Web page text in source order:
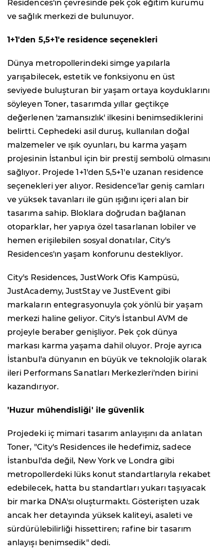
Residences'ın çevresinde pek çok eğitim kurumu
ve sağlık merkezi de bulunuyor.
1+1'den 5,5+1'e residence seçenekleri
Dünya metropollerindeki simge yapılarla
yarışabilecek, estetik ve fonksiyonu en üst
seviyede buluşturan bir yaşam ortaya koyduklarını
söyleyen Toner, tasarımda yıllar geçtikçe
değerlenen 'zamansızlık' ilkesini benimsediklerini
belirtti. Cephedeki asil duruş, kullanılan doğal
malzemeler ve ışık oyunları, bu karma yaşam
projesinin İstanbul için bir prestij sembolü olmasını
sağlıyor. Projede 1+1'den 5,5+1'e uzanan residence
seçenekleri yer alıyor. Residence'lar geniş camları
ve yüksek tavanları ile gün ışığını içeri alan bir
tasarıma sahip. Bloklara doğrudan bağlanan
otoparklar, her yapıya özel tasarlanan lobiler ve
hemen erişilebilen sosyal donatılar, City's
Residences'ın yaşam konforunu destekliyor.
City's Residences, JustWork Ofis Kampüsü,
JustAcademy, JustStay ve JustEvent gibi
markaların entegrasyonuyla çok yönlü bir yaşam
merkezi haline geliyor. City's İstanbul AVM de
projeyle beraber genişliyor. Pek çok dünya
markası karma yaşama dahil oluyor. Proje ayrıca
İstanbul'a dünyanın en büyük ve teknolojik olarak
ileri Performans Sanatları Merkezleri'nden birini
kazandırıyor.
'Huzur mühendisliği' ile güvenlik
Projedeki iç mimari tasarım anlayışını da anlatan
Toner, "City's Residences ile hedefimiz, sadece
İstanbul'da değil, New York ve Londra gibi
metropollerdeki lüks konut standartlarıyla rekabet
edebilecek, hatta bu standartları yukarı taşıyacak
bir marka DNA'sı oluşturmaktı. Gösterişten uzak
ancak her detayında yüksek kaliteyi, asaleti ve
sürdürülebilirliği hissettiren; rafine bir tasarım
anlayışı benimsedik" dedi.